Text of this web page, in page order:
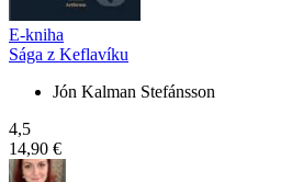
E-kniha
Sága z Keflavíku
Jón Kalman Stefánsson
4,5
14,90 €